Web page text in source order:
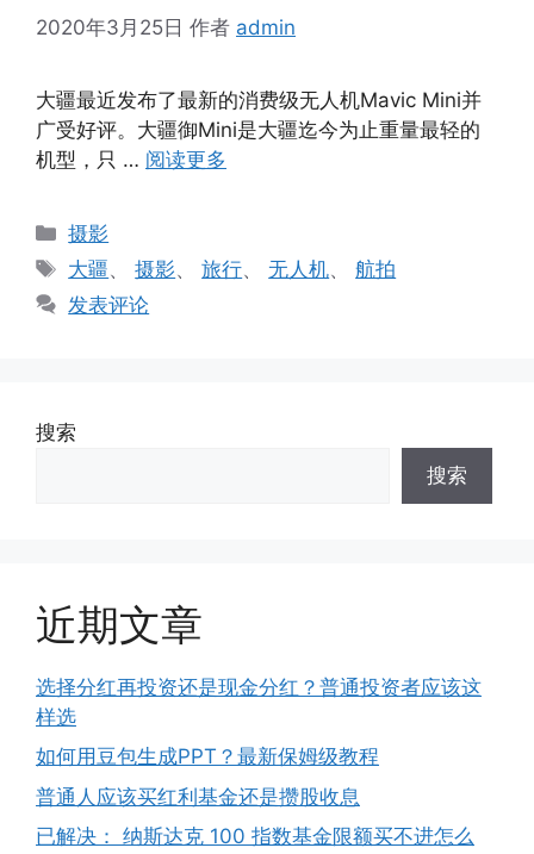
2020年3月25日 作者 admin
大疆最近发布了最新的消费级无人机Mavic Mini并
广受好评。大疆御Mini是大疆迄今为止重量最轻的
机型，只 … 阅读更多
分
类
摄影
标
签
大疆、摄影、旅行、无人机、航拍
发表评论
搜索
搜索
近期文章
选择分红再投资还是现金分红？普通投资者应该这
样选
如何用豆包生成PPT？最新保姆级教程
普通人应该买红利基金还是攒股收息
已解决： 纳斯达克 100 指数基金限额买不进怎么